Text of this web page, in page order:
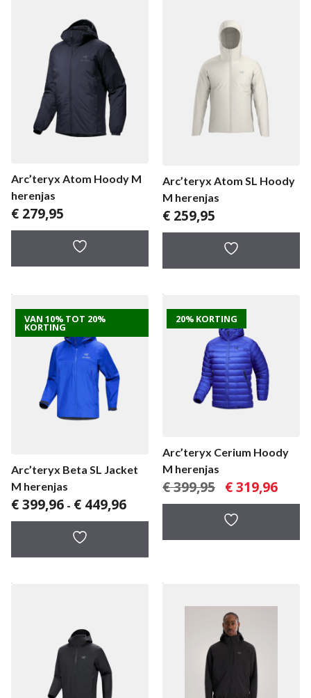
Arc’teryx Atom Hoody M
herenjas
€ 279,95
Arc’teryx Atom SL Hoody
M herenjas
€ 259,95
VAN 10% TOT 20%
KORTING
Arc’teryx Beta SL Jacket
M herenjas
€399,96 - € 449,96Prijsklasse:
€ 449,96
20% KORTING
Arc’teryx Cerium Hoody
M herenjas
€399,95
Oorspronkelijke
was:
€ 399,95.
€319,96